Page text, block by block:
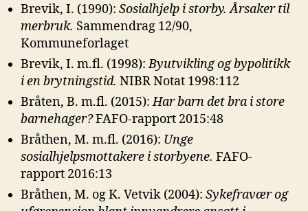
Brevik, I. (1990): Sosialhjelp i storby. Årsaker til
merbruk. Sammendrag 12/90,
Kommuneforlaget
Brevik, I. m.fl. (1998):Byutvikling og bypolitikk
i en brytningstid. NIBR Notat 1998:112
Bråten, B. m.fl. (2015):Har barn det bra i store
barnehager?FAFO-rapport 2015:48
Bråthen, M. m.fl. (2016): Unge
sosialhjelpsmottakere i storbyene. FAFO-
rapport 2016:13
Bråthen, M. og K. Vetvik (2004): Sykefravær og